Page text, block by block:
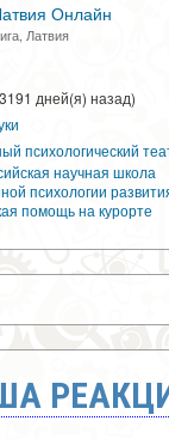
Онлайн
Латвия
дней(я) назад)
психологический
научная школа
психологии
помощь на курорте